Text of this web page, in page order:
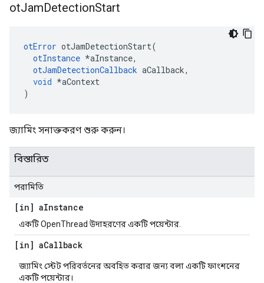
otJamDetectionStart
otError otJamDetectionStart(
otInstance *aInstance,
otJamDetectionCallback aCallback,
void *aContext
)
জ্যামিং সনাক্তকরণ শুরু করুন।
বিস্তারিত
পরামিতি
[in] aInstance
একটি OpenThread উদাহরণের একটি পয়েন্টার.
[in] aCallback
জ্যামিং স্টেট পরিবর্তনের অবহিত করার জন্য বলা একটি ফাংশনের
একটি পয়েন্টার।